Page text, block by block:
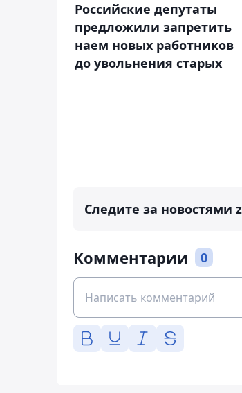
Российские депутаты
предложили запретить
наем новых работников
до увольнения старых
Следите за новостями
Комментарии 0